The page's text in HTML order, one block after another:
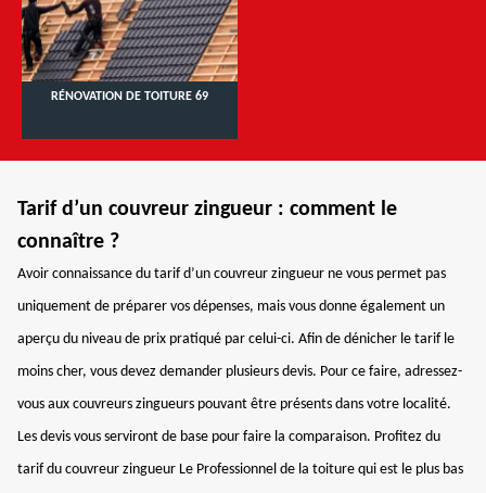
RÉNOVATION DE TOITURE 69
Tarif d’un couvreur zingueur : comment le
connaître ?
Avoir connaissance du tarif d’un couvreur zingueur ne vous permet pas
uniquement de préparer vos dépenses, mais vous donne également un
aperçu du niveau de prix pratiqué par celui-ci. Afin de dénicher le tarif le
moins cher, vous devez demander plusieurs devis. Pour ce faire, adressez-
vous aux couvreurs zingueurs pouvant être présents dans votre localité.
Les devis vous serviront de base pour faire la comparaison. Profitez du
tarif du couvreur zingueur Le Professionnel de la toiture qui est le plus bas